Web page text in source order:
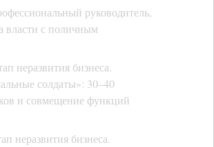
руководитель,
власти с поличным
неразвития бизнеса.
солдаты»: 30–40
и совмещение функций
неразвития бизнеса.